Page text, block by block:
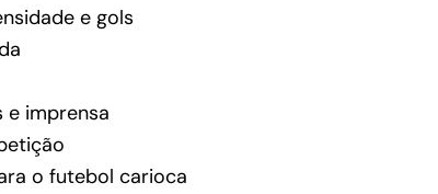
e gols
e imprensa
o futebol carioca